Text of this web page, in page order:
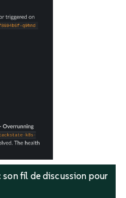
son fil de discussion pour